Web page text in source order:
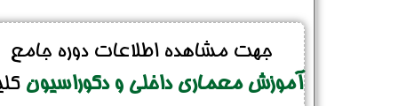
جهت مشاهده اطلاعات دوره جامع
آموزش معماری داخلی و دکوراسیون